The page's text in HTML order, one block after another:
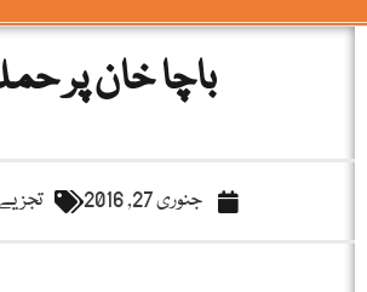
باچا خان پر
جنوری 27, 2016